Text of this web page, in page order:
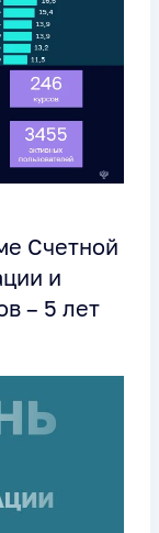
Счетной
и
– 5 лет